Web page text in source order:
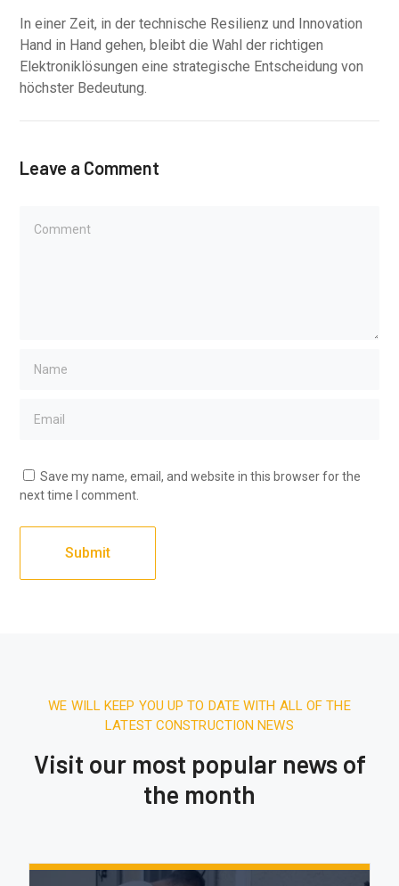
In einer Zeit, in der technische Resilienz und Innovation
Hand in Hand gehen, bleibt die Wahl der richtigen
Elektroniklösungen eine strategische Entscheidung von
höchster Bedeutung.
Leave a Comment
Save my name, email, and website in this browser for the
next time I comment.
WE WILL KEEP YOU UP TO DATE WITH ALL OF THE
LATEST CONSTRUCTION NEWS
Visit our most popular news of
the month
December 27, 2025.7:31 AM